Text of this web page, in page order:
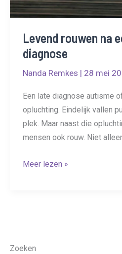
Levend rouwen na
diagnose
Nanda Remkes | 28 mei
Een late diagnose autisme
opluchting. Eindelijk vallen
plek. Maar naast die
mensen ook rouw. Niet
Levend
Meer lezen »
Zoeken